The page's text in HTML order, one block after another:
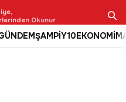
Okunur
ŞAMPİY10EKONOMİ
Ara